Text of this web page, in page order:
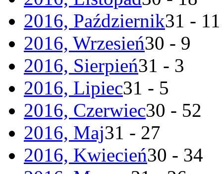
2016, Październik31 - 11
2016, Wrzesień30 - 9
2016, Sierpień31 - 3
2016, Lipiec31 - 5
2016, Czerwiec30 - 52
2016, Maj31 - 27
2016, Kwiecień30 - 34